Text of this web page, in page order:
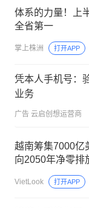
体系的力量！上
全省第一
掌上株洲 打开APP
凭本人手机号：
业务
广告 云启创想运营商
越南筹集7000亿
向2050年净零排
VietLook 打开APP